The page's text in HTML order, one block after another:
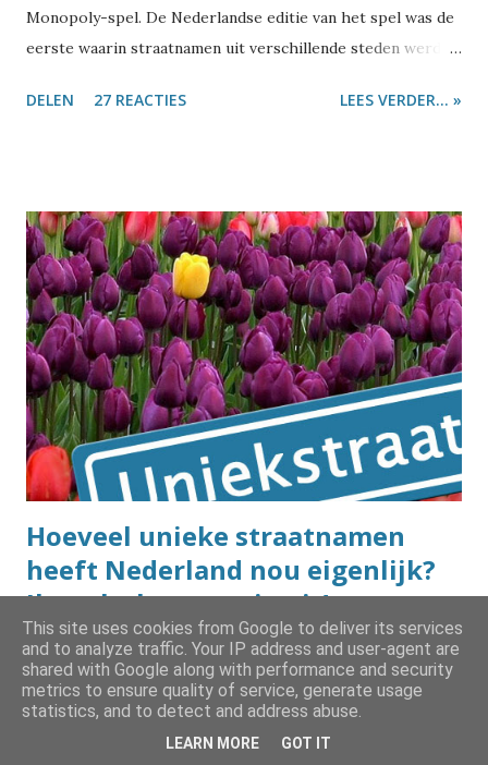
Monopoly-spel. De Nederlandse editie van het spel was de
eerste waarin straatnamen uit verschillende steden werden
te vinden die al die straatnamen heeft? Dan zouden ze daar
hoe bijzonder die straatnamen uit het Monopoly-spel
eigenlijk zijn. In de top-10 met straatnamen die in het
Nederland het meest voorkomen, staat één straat uit
Monopoly: de Dorpsstraat . Die komt in Nederland 315 keer
voor, van Aalsmeer tot Zwolle. De Brink komt 67 keer voor,
van Almelo tot Zuidwolde. Op 43 plaatsen ligt een
Steenstraat , van Alphen aan den Rijn tot in Zwolle. Dan
komen we bij een bijzonder geval: de Houtstraat komt 32
keer voor in Nederland (van Almere tot Wolvega), maar
vreemd...
DELEN 27 REACTIES LEES VERDER... »
Hoeveel unieke straatnamen
heeft Nederland nou eigenlijk?
Ik zocht het voor je uit!
januari 14, 2018
Zo af en toe vraagt iemand me hoeveel straatnamen er in
This site uses cookies from Google to deliver its services
and to analyze traffic. Your IP address and user-agent are
shared with Google along with performance and security
metrics to ensure quality of service, generate usage
statistics, and to detect and address abuse.
LEARN MORE GOT IT